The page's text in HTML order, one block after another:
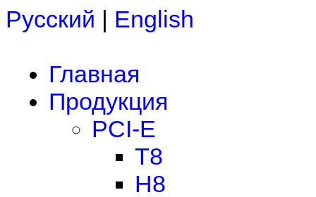
Русский | English
Главная
Продукция
PCI-E
T8
H8